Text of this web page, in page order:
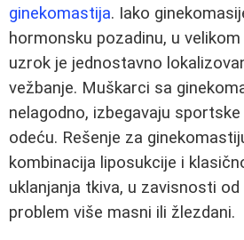
ginekomastija. Iako
hormonsku pozadinu, u
uzrok je jednostavno
vežbanje. Muškarci sa
nelagodno, izbegavaju
odeću. Rešenje za
kombinacija liposukcije i
uklanjanja tkiva, u zavisnosti
problem više masni ili žlezdani.